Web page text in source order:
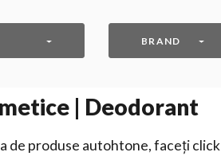
BRAND
| Deodorant
de produse autohtone, faceți click